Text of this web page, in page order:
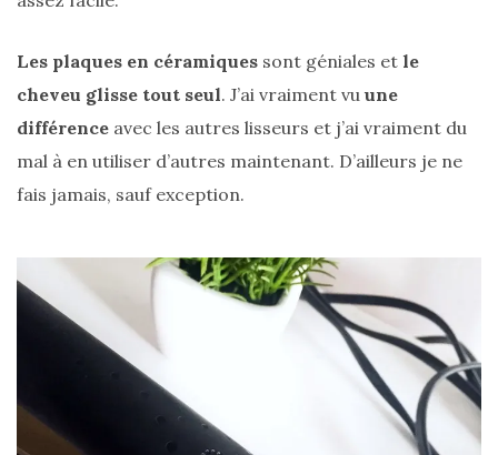
Comparatif :
sacs
et
Mini
Marly
Ateliers
Auguste,
02/05/2026
CATÉGORIES
DU BLOG
Les plaques en céramiques sont géniales et le
cheveu glisse tout seul. J’ai vraiment vu une
différence avec les autres lisseurs et j’ai vraiment du
mal à en utiliser d’autres maintenant. D’ailleurs je ne
fais jamais, sauf exception.